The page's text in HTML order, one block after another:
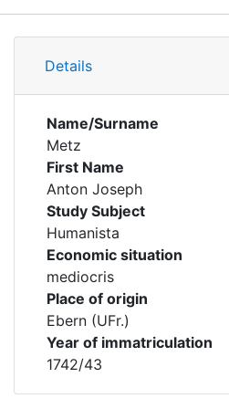
Details
Details
Name/Surname
Metz
First Name
Anton Joseph
Study Subject
Humanista
Economic situation
mediocris
Place of origin
Ebern (UFr.)
Year of immatriculation
1742/43